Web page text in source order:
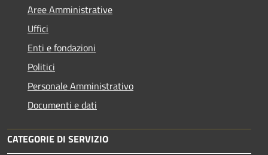
Aree Amministrative
Uffici
Enti e fondazioni
Politici
Personale Amministrativo
Documenti e dati
CATEGORIE DI SERVIZIO